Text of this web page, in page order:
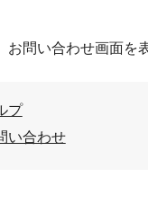
お問い合わせ画面を
プ
い合わせ